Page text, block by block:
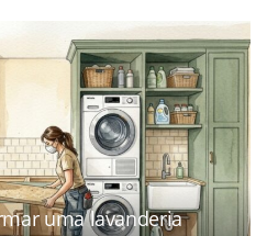
uma lavanderia